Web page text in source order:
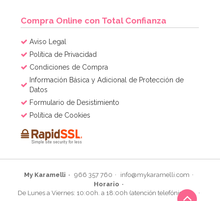
Compra Online con Total Confianza
Aviso Legal
Política de Privacidad
Condiciones de Compra
Información Básica y Adicional de Protección de
Datos
Formulario de Desistimiento
Política de Cookies
My Karamelli 966 357 760
info@mykaramelli.com
Horario
De Lunes a Viernes: 10:00h. a 18:00h (atención telefónica)